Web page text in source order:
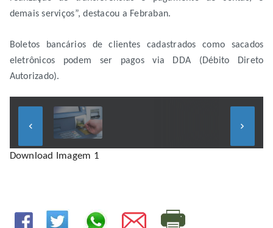
demais serviços”, destacou a Febraban.
Boletos bancários de clientes cadastrados como sacados
eletrônicos podem ser pagos via DDA (Débito Direto
Autorizado).
keyboard_arrow_left keyboard_arrow_right
Download Imagem 1